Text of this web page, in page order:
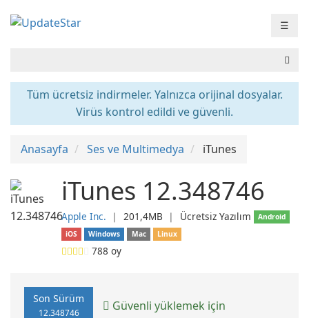
☰
Tüm ücretsiz indirmeler. Yalnızca orijinal dosyalar.
Virüs kontrol edildi ve güvenli.
Anasayfa Ses ve Multimedya iTunes
iTunes 12.348746
Apple Inc. ❘ 201,4MB ❘ Ücretsiz Yazılım
Android
iOS
Windows Mac Linux
788 oy
Son Sürüm
12.348746 Güvenli yüklemek için